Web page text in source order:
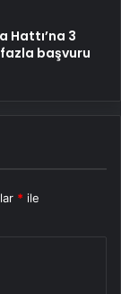
Hattı’na 3
başvuru
* ile